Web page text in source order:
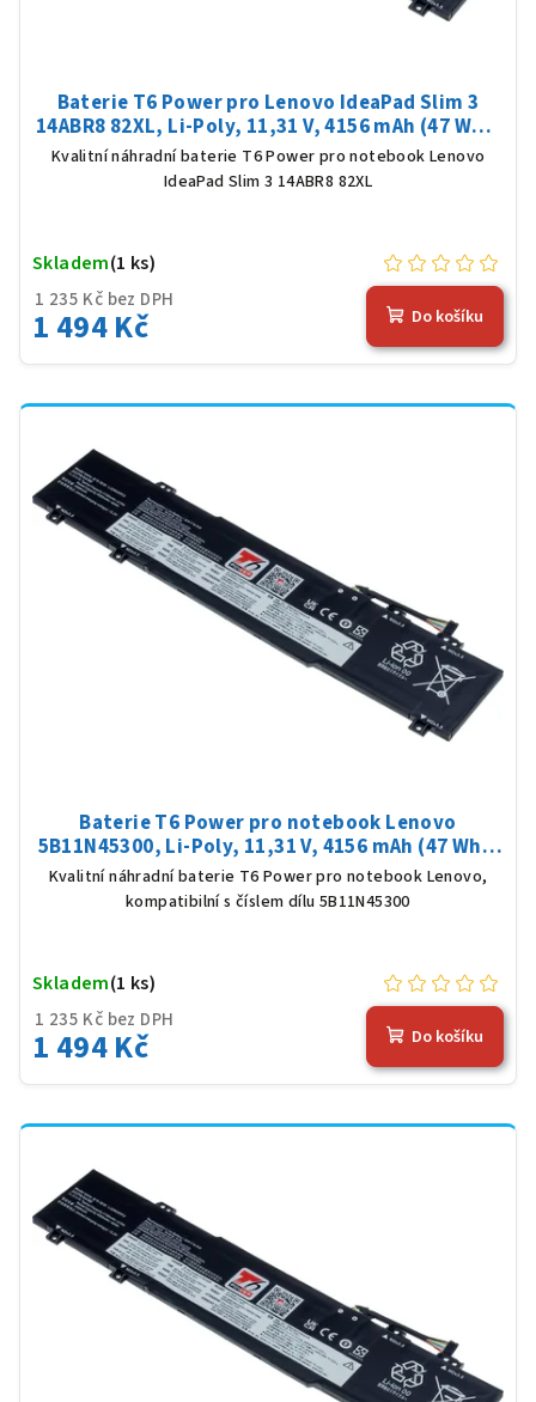
Baterie T6 Power pro Lenovo IdeaPad Slim 3
14ABR8 82XL, Li-Poly, 11,31 V, 4156 mAh (47 Wh),
černá
Kvalitní náhradní baterie T6 Power pro notebook Lenovo
IdeaPad Slim 3 14ABR8 82XL
1 235 Kč bez DPH
1 494 Kč
Skladem(1 ks)
Do košíku
Baterie T6 Power pro notebook Lenovo
5B11N45300, Li-Poly, 11,31 V, 4156 mAh (47 Wh),
černá
Kvalitní náhradní baterie T6 Power pro notebook Lenovo,
kompatibilní s číslem dílu 5B11N45300
1 235 Kč bez DPH
1 494 Kč
Skladem(1 ks)
Do košíku